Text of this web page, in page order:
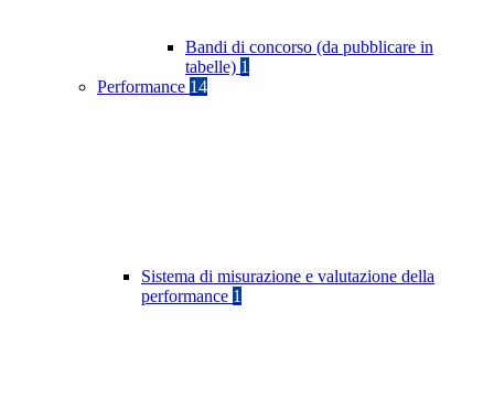
Bandi di concorso (da pubblicare in
tabelle) 1
Performance 14
Sistema di misurazione e valutazione della
performance 1